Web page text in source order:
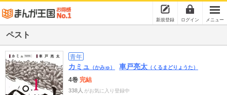
新規登録 ログイン メニュー
ペスト
青年
カミュ （かみゅ） 車戸亮太 （くるまどりょうた）
4巻 完結
338人 がお気に入り登録中